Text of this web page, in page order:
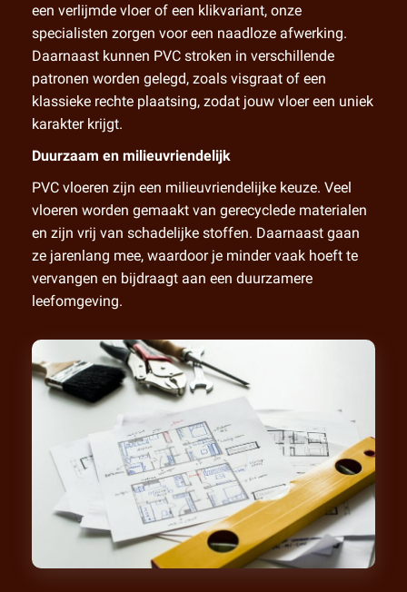
een verlijmde vloer of een klikvariant, onze
specialisten zorgen voor een naadloze afwerking.
Daarnaast kunnen PVC stroken in verschillende
patronen worden gelegd, zoals visgraat of een
klassieke rechte plaatsing, zodat jouw vloer een uniek
karakter krijgt.
Duurzaam en milieuvriendelijk
PVC vloeren zijn een milieuvriendelijke keuze. Veel
vloeren worden gemaakt van gerecyclede materialen
en zijn vrij van schadelijke stoffen. Daarnaast gaan
ze jarenlang mee, waardoor je minder vaak hoeft te
vervangen en bijdraagt aan een duurzamere
leefomgeving.